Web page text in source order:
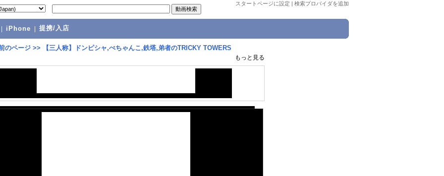
スタートページに設定 | 検索プロバイダを追加
iPhone 提携/入店
のページ >> 【三人称】ドンピシャ,ぺちゃんこ,鉄塔,弟者のTRICKY TOWERS
もっと見る